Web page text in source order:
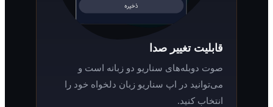
قابلیت تغییر صدا
صوت دوبله‌های سناریو دو زبانه است و
می‌توانید در اپ سناریو زبان دلخواه خود را
انتخاب کنید.